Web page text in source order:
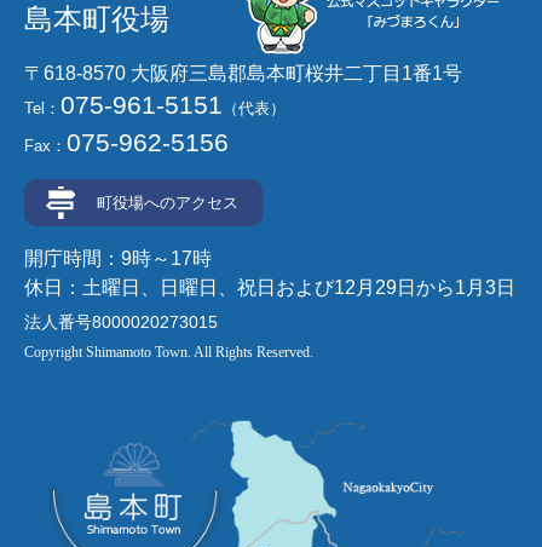
島本町役場
〒618-8570 大阪府三島郡島本町桜井二丁目1番1号
Tel： 075-961-5151 （代表）
Fax： 075-962-5156
町役場へのアクセス
開庁時間：9時～17時
休日：土曜日、日曜日、祝日および12月29日から1月3日
法人番号8000020273015
Copyright Shimamoto Town. All Rights Reserved.